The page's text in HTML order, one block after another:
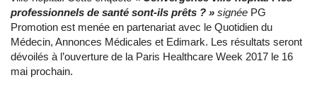
professionnels de santé sont-ils prêts ? » signée PG
Promotion est menée en partenariat avec le Quotidien du
Médecin, Annonces Médicales et Edimark. Les résultats seront
dévoilés à l’ouverture de la Paris Healthcare Week 2017 le 16
mai prochain.